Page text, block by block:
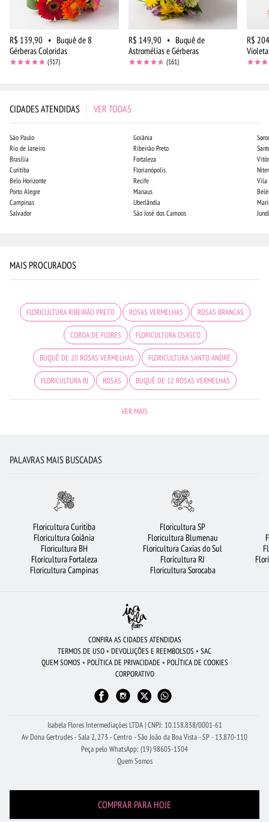
R$ 139,90 • Buquê de 8
Gérberas Coloridas
(317)
R$ 149,90 • Buquê de
Astromélias e Gérberas
(161)
R$
CIDADES ATENDIDAS | VER TODAS
São Paulo
Rio de Janeiro
Brasília
Curitiba
Belo Horizonte
Porto Alegre
Campinas
Salvador
Goiânia
Ribeirão Preto
Fortaleza
Florianópolis
Recife
Manaus
Uberlândia
São José dos Campos
Vila
MAIS PROCURADOS
FLORICULTURA RIBEIRÃO PRETO ROSAS VERMELHAS ROSAS BRANCAS
COROA DE FLORES FLORICULTURA OSASCO
BUQUÊ DE 20 ROSAS VERMELHAS FLORICULTURA SANTO ANDRÉ
FLORICULTURA RJ ROSAS BUQUÊ DE 12 ROSAS VERMELHAS
FLORES VERMELHAS FLORICULTURA PORTO ALEGRE
FLORICULTURA SANTOS FLORICULTURA CAMPINAS FLORICULTURA SP
BUQUÊS DE FLORES FLORICULTURA FORTALEZA
CESTA DE CAFÉ DA MANHÃ FLORICULTURA JOÃO PESSOA
RAMALHETE DE FLORES
BUQUÊ DE ROSAS VERMELHAS FLORICULTURA GUARULHOS
ARRANJO DE FLORES
FLORICULTURA CURITIBA FLORICULTURA SÃO BERNARDO DO CAMPO
FLORICULTURA SALVADOR FLORES FLORICULTURA BH
FLORICULTURA NITERÓI
VER MAIS
PALAVRAS MAIS BUSCADAS
Floricultura Curitiba
Floricultura Goiânia
Floricultura BH
Floricultura Fortaleza
Floricultura Campinas
Floricultura SP
Floricultura Blumenau
Floricultura Caxias do Sul
Floricultura RJ
Floricultura Sorocaba
CONFIRA AS CIDADES ATENDIDAS
TERMOS DE USO • DEVOLUÇÕES E REEMBOLSOS • SAC
QUEM SOMOS • POLÍTICA DE PRIVACIDADE • POLÍTICA DE COOKIES
CORPORATIVO
Isabela Flores Intermediações LTDA | CNPJ: 10.158.838/0001-61
Av Dona Gertrudes - Sala 2, 273 - Centro - São João da Boa Vista - SP - 13.870-110
Peça pelo WhatsApp: (19) 98605-1504
Quem Somos
COMPRAR PARA HOJE